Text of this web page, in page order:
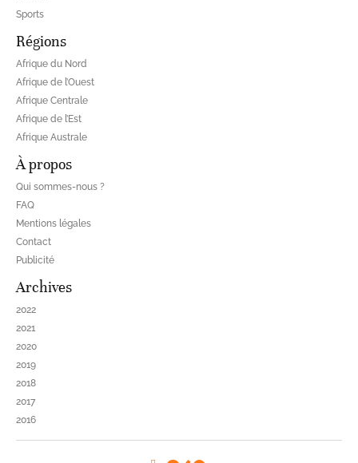
Sports
Régions
Afrique du Nord
Afrique de l’Ouest
Afrique Centrale
Afrique de l’Est
Afrique Australe
À propos
Qui sommes-nous ?
FAQ
Mentions légales
Contact
Publicité
Archives
2022
2021
2020
2019
2018
2017
2016